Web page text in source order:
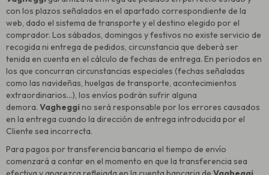
con los plazos señalados en el apartado correspondiente de la
web, dado el sistema de transporte y el destino elegido por el
comprador. Los sábados, domingos y festivos no existe servicio de
recogida ni entrega de pedidos, circunstancia que deberá ser
tenida en cuenta en el cálculo de fechas de entrega. En periodos en
los que concurran circunstancias especiales (fechas señaladas
como las navideñas, huelgas de transporte, acontecimientos
extraordinarios...), los envíos podrán sufrir alguna
demora. Vagheggi no será responsable por los errores causados
en la entrega cuando la dirección de entrega introducida por el
Cliente sea incorrecta.
Para pagos por transferencia bancaria el tiempo de envío
comenzará a contar en el momento en que la transferencia sea